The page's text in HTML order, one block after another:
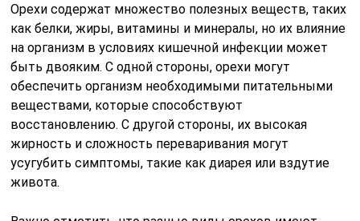
Орехи содержат множество полезных веществ, таких
как белки, жиры, витамины и минералы, но их влияние
на организм в условиях кишечной инфекции может
быть двояким. С одной стороны, орехи могут
обеспечить организм необходимыми питательными
веществами, которые способствуют
восстановлению. С другой стороны, их высокая
жирность и сложность переваривания могут
усугубить симптомы, такие как диарея или вздутие
живота.